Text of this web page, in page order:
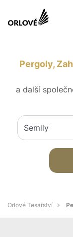
Pergoly,
a další
Orlové Tesařství